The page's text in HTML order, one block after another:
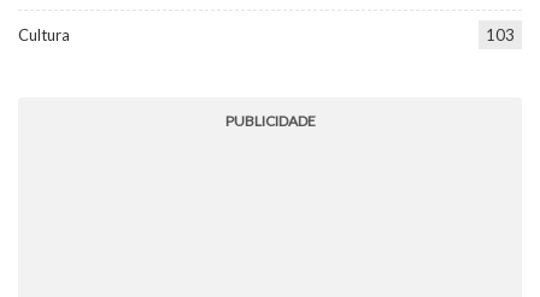
Cultura 103
PUBLICIDADE